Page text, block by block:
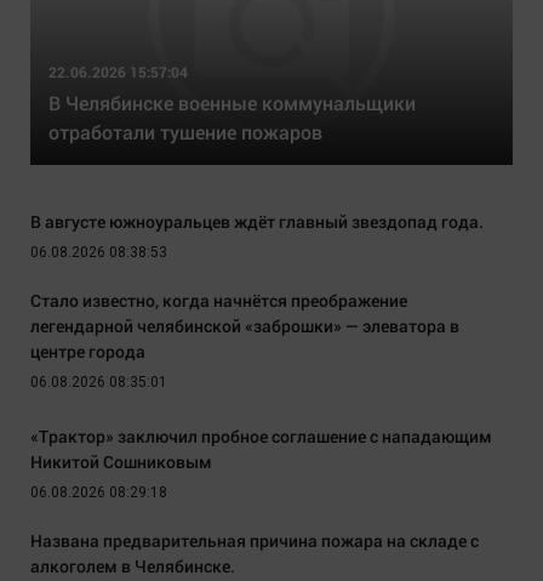
22.06.2026 15:57:04
В Челябинске военные коммунальщики
отработали тушение пожаров
В августе южноуральцев ждёт главный звездопад года.
06.08.2026 08:38:53
Стало известно, когда начнётся преображение
легендарной челябинской «заброшки» — элеватора в
центре города
06.08.2026 08:35:01
«Трактор» заключил пробное соглашение с нападающим
Никитой Сошниковым
06.08.2026 08:29:18
Названа предварительная причина пожара на складе с
алкоголем в Челябинске.